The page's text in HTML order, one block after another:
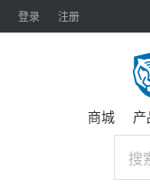
登录 注册
商城